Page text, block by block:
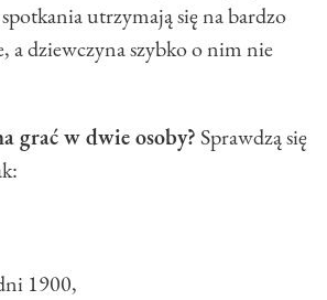
utrzymają się na bardzo
a dziewczyna szybko o nim nie
grać w dwie osoby?Sprawdzą się
1900,